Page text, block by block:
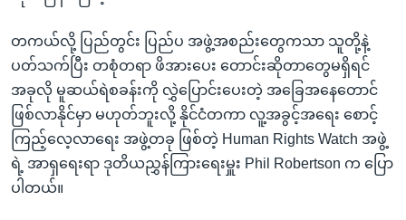
တကယ်လို့ ပြည်တွင်း ပြည်ပ အဖွဲ့အစည်းတွေကသာ သူတို့နဲ့
ပတ်သက်ပြီး တစုံတရာ ဖိအားပေး တောင်းဆိုတာတွေမရှိရင်
အခုလို မူဆယ်ရဲစခန်းကို လွှဲပြောင်းပေးတဲ့ အခြေအနေတောင်
ဖြစ်လာနိုင်မှာ မဟုတ်ဘူးလို့ နိုင်ငံတကာ လူ့အခွင့်အရေး စောင့်
ကြည့်လေ့လာရေး အဖွဲ့တခု ဖြစ်တဲ့ Human Rights Watch အဖွဲ့
ရဲ့ အာရှရေးရာ ဒုတိယညွှန်ကြားရေးမှူး Phil Robertson က ပြော
ပါတယ်။